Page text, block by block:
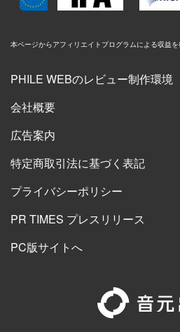
本ページからアフィリエイトプログラムによる収益
PHILE WEBのレビュー制作環境
会社概要
広告案内
特定商取引法に基づく表記
プライバシーポリシー
PR TIMES プレスリリース
PC版サイトへ